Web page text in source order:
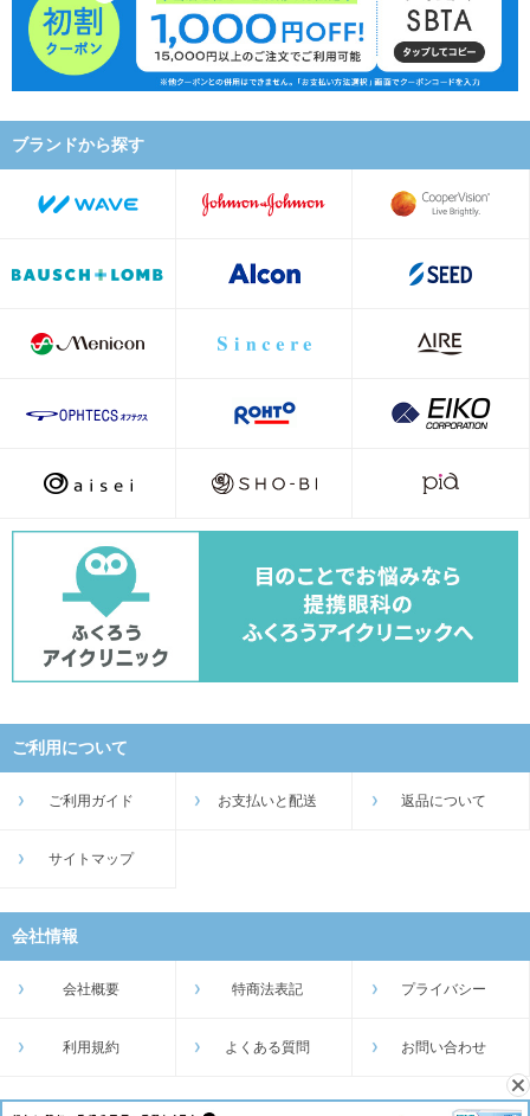
ブランドから探す
ご利用について
ご利用ガイド お支払いと配送 返品について
サイトマップ
会社情報
会社概要 特商法表記 プライバシー
利用規約 よくある質問 お問い合わせ